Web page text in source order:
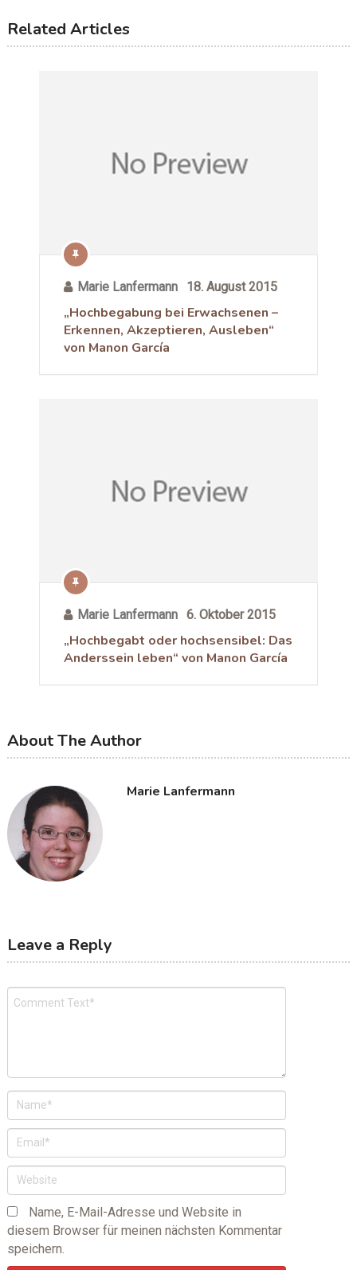
Related Articles
Marie Lanfermann 18. August 2015
„Hochbegabung bei Erwachsenen –
Erkennen, Akzeptieren, Ausleben“
von Manon García
Marie Lanfermann 6. Oktober 2015
„Hochbegabt oder hochsensibel: Das
Anderssein leben“ von Manon García
About The Author
Marie Lanfermann
Leave a Reply
Name, E-Mail-Adresse und Website in
diesem Browser für meinen nächsten Kommentar
speichern.